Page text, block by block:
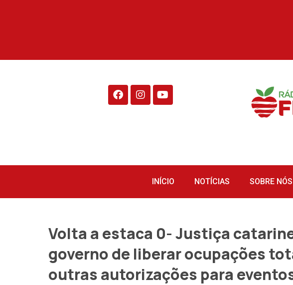
INÍCIO NOTÍCIAS SOBRE NÓS
Volta a estaca 0- Justiça
governo de liberar ocupações
outras autorizações para